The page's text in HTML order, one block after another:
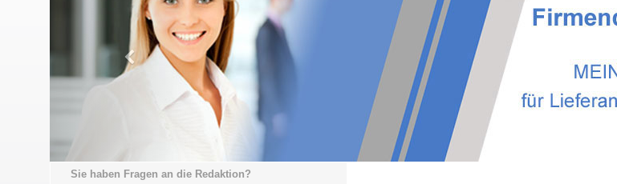
Sie haben Fragen an die Redaktion?